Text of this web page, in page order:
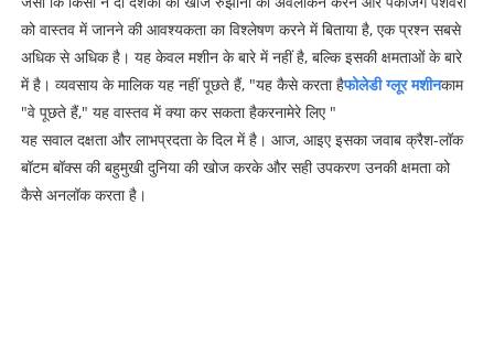
को वास्तव में जानने की आवश्यकता का विश्लेषण करने में बिताया है, एक प्रश्न सबसे
अधिक से अधिक है। यह केवल मशीन के बारे में नहीं है, बल्कि इसकी क्षमताओं के बारे
में है। व्यवसाय के मालिक यह नहीं पूछते हैं, "यह कैसे करता हैफोलेडी ग्लूर मशीनकाम
"वे पूछते हैं," यह वास्तव में क्या कर सकता हैकरनामेरे लिए "
यह सवाल दक्षता और लाभप्रदता के दिल में है। आज, आइए इसका जवाब क्रैश-लॉक
बॉटम बॉक्स की बहुमुखी दुनिया की खोज करके और सही उपकरण उनकी क्षमता को
कैसे अनलॉक करता है।